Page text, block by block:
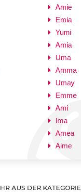
Amie
Emia
Yumi
Amia
Uma
Amma
Umay
Emme
Ami
Ima
Amea
Aime
AUS DER KATEGORIE